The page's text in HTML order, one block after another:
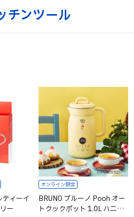
チンツール
ィーイ
ー
オンライン限定
BRUNO ブルーノ Pooh オー
トクックポット 1.0L ハニー